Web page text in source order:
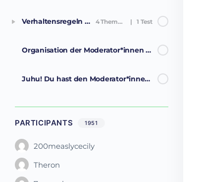
Verhaltensregeln auf der Plattform 4 Themen | 1 Test
Organisation der Moderator*innen offline
Juhu! Du hast den Moderator*innen-Kurs geschafft!
PARTICIPANTS 1951
200measlycecily
Theron